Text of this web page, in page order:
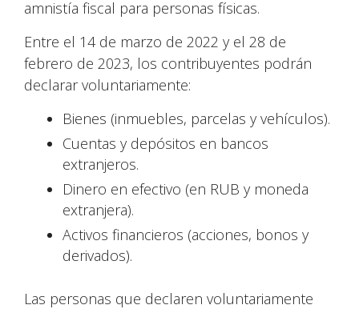
amnistía fiscal para personas físicas.
Entre el 14 de marzo de 2022 y el 28 de
febrero de 2023, los contribuyentes podrán
declarar voluntariamente:
Bienes (inmuebles, parcelas y vehículos).
Cuentas y depósitos en bancos
extranjeros.
Dinero en efectivo (en RUB y moneda
extranjera).
Activos financieros (acciones, bonos y
derivados).
Las personas que declaren voluntariamente